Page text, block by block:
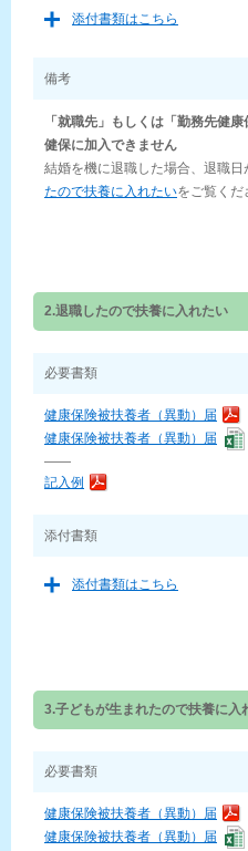
添付書類はこちら
備考
「就職先」もしくは「勤務先健
健保に加入できません
結婚を機に退職した場合、退職
たので扶養に入れたいをご覧くだ
2.退職したので扶養に入れたい
必要書類
健康保険被扶養者（異動）届
健康保険被扶養者（異動）届
——
記入例
添付書類
添付書類はこちら
3.子どもが生まれたので扶養に入
必要書類
健康保険被扶養者（異動）届
健康保険被扶養者（異動）届